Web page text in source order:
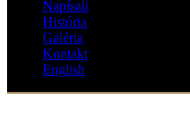
Napísali
História
Galéria
Kontakt
English